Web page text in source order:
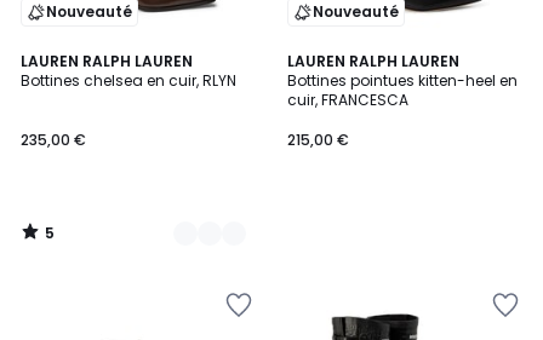
Nouveauté
LAUREN RALPH LAUREN
Bottines chelsea en cuir, RLYN
235,00 €
5
/
2
Couleurs
5
/
Nouveauté
LAUREN RALPH LAUREN
Bottines pointues kitten-heel en
cuir, FRANCESCA
215,00 €